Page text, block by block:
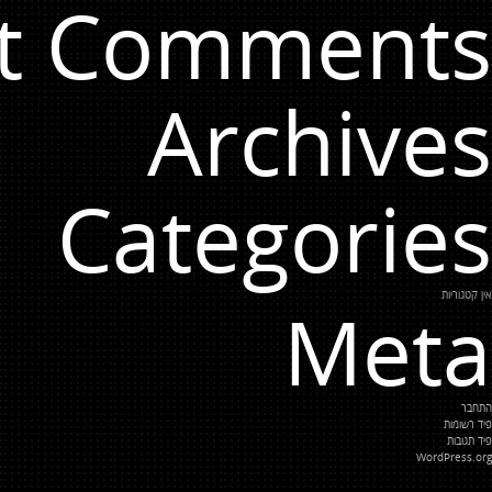
Comments
Archives
Categories
אין קטגוריות
Meta
התחבר
פיד רשומות
פיד תגובות
WordPress.org